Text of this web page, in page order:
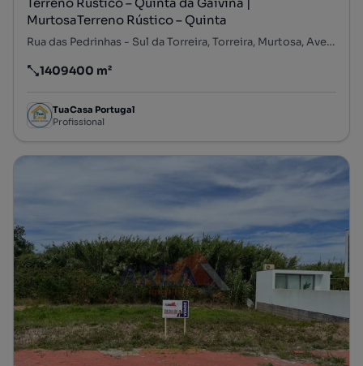
Terreno Rústico – Quinta da Gaivina |
MurtosaTerreno Rústico – Quinta
Rua das Pedrinhas - Sul da Torreira, Torreira, Murtosa, Aveiro
Preço por metro quadrado
1409400 m²
TuaCasa Portugal
Profissional